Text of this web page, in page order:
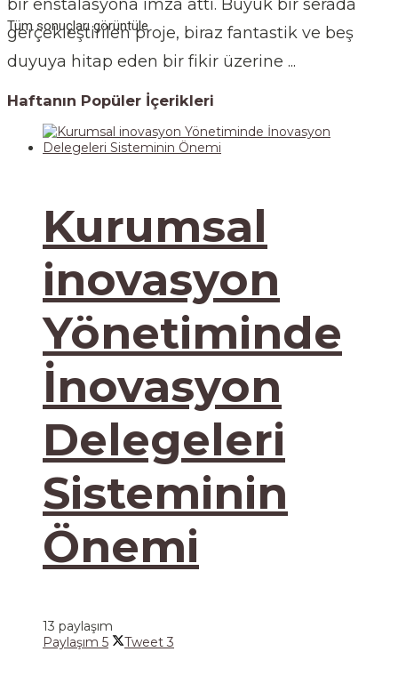
Tüm sonuçları görüntüle
bir enstalasyona imza attı. Büyük bir serada
gerçekleştirilen proje, biraz fantastik ve beş
duyuya hitap eden bir fikir üzerine ...
Haftanın Popüler İçerikleri
Kurumsal
inovasyon
Yönetiminde
İnovasyon
Delegeleri
Sisteminin
Önemi
13 paylaşım
Paylaşım 5 Tweet 3